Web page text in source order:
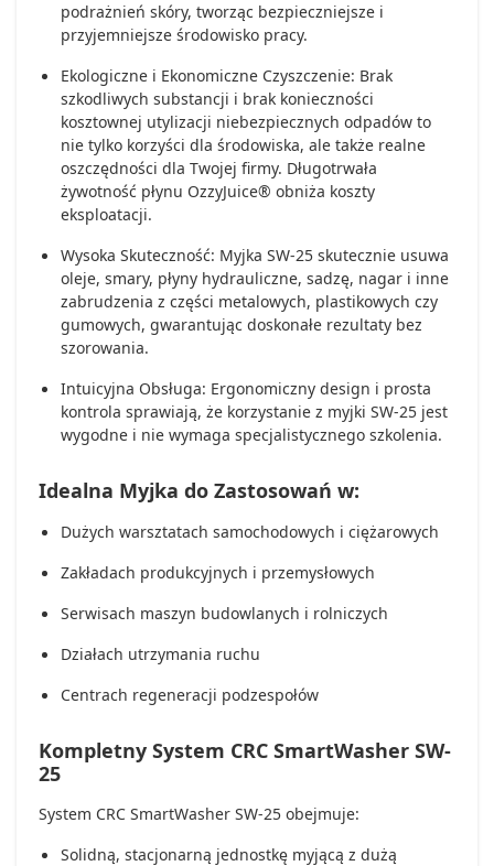
podrażnień skóry, tworząc bezpieczniejsze i
przyjemniejsze środowisko pracy.
Ekologiczne i Ekonomiczne Czyszczenie: Brak
szkodliwych substancji i brak konieczności
kosztownej utylizacji niebezpiecznych odpadów to
nie tylko korzyści dla środowiska, ale także realne
oszczędności dla Twojej firmy. Długotrwała
żywotność płynu OzzyJuice® obniża koszty
eksploatacji.
Wysoka Skuteczność: Myjka SW-25 skutecznie usuwa
oleje, smary, płyny hydrauliczne, sadzę, nagar i inne
zabrudzenia z części metalowych, plastikowych czy
gumowych, gwarantując doskonałe rezultaty bez
szorowania.
Intuicyjna Obsługa: Ergonomiczny design i prosta
kontrola sprawiają, że korzystanie z myjki SW-25 jest
wygodne i nie wymaga specjalistycznego szkolenia.
Idealna Myjka do Zastosowań w:
Dużych warsztatach samochodowych i ciężarowych
Zakładach produkcyjnych i przemysłowych
Serwisach maszyn budowlanych i rolniczych
Działach utrzymania ruchu
Centrach regeneracji podzespołów
Kompletny System CRC SmartWasher SW-
25
System CRC SmartWasher SW-25 obejmuje:
Solidną, stacjonarną jednostkę myjącą z dużą